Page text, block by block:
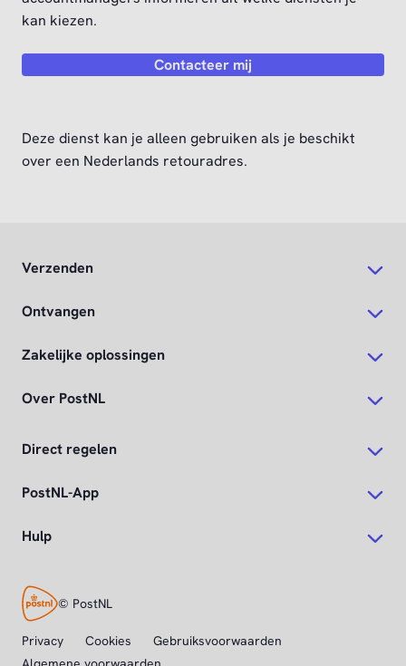
kan kiezen.
Contacteer mij
Deze dienst kan je alleen gebruiken als je beschikt
over een Nederlands retouradres.
Verzenden
Ontvangen
Zakelijke oplossingen
Over PostNL
Direct regelen
PostNL-App
Hulp
© PostNL
Privacy Cookies
Gebruiksvoorwaarden